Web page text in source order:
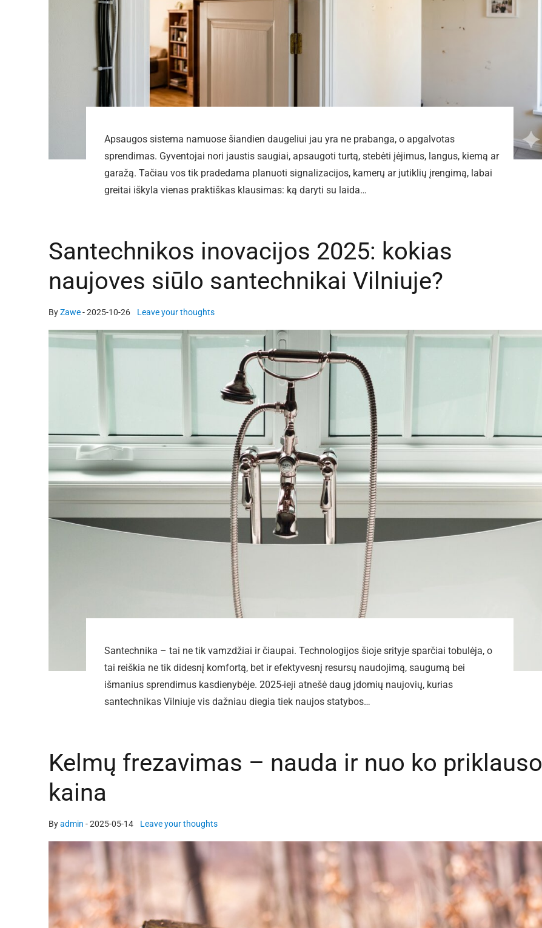
Apsaugos sistema namuose šiandien daugeliui jau yra ne prabanga, o apgalvotas
sprendimas. Gyventojai nori jaustis saugiai, apsaugoti turtą, stebėti įėjimus, langus, kiemą ar
garažą. Tačiau vos tik pradedama planuoti signalizacijos, kamerų ar jutiklių įrengimą, labai
greitai iškyla vienas praktiškas klausimas: ką daryti su laida…
Santechnikos inovacijos 2025: kokias
naujoves siūlo santechnikai Vilniuje?
ByZawe-2025-10-26 Leave your thoughts
Santechnika – tai ne tik vamzdžiai ir čiaupai. Technologijos šioje srityje sparčiai tobulėja, o
tai reiškia ne tik didesnį komfortą, bet ir efektyvesnį resursų naudojimą, saugumą bei
išmanius sprendimus kasdienybėje. 2025-ieji atnešė daug įdomių naujovių, kurias
santechnikas Vilniuje vis dažniau diegia tiek naujos statybos…
Kelmų frezavimas – nauda ir nuo ko priklauso
kaina
Byadmin -2025-05-14 Leave your thoughts